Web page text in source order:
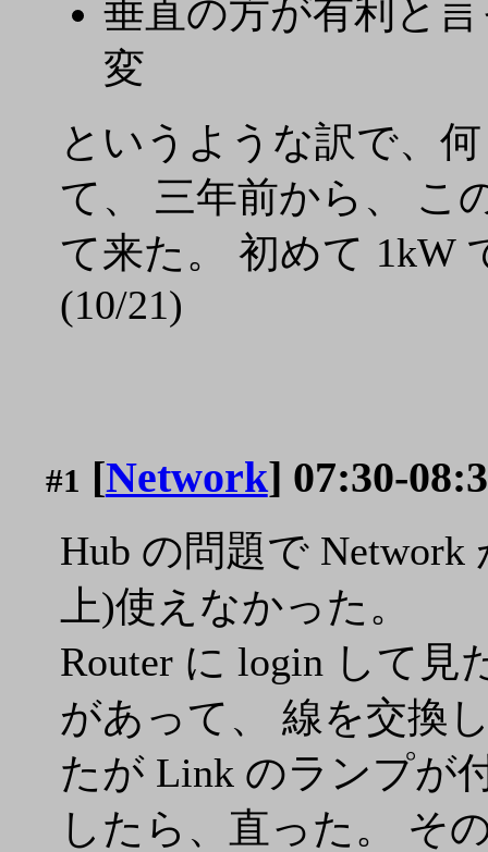
垂直の方が有利と
変
というような訳で、
て、 三年前から、 こ
て来た。 初めて 1kW
(10/21)
#1 [Network] 07:30-
Hub の問題で
上)使えなかった。
Router に login して見
があって、 線を交換
たが Link のランプが
したら、直った。 そ